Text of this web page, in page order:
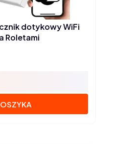
dotykowy WiFi
Roletami